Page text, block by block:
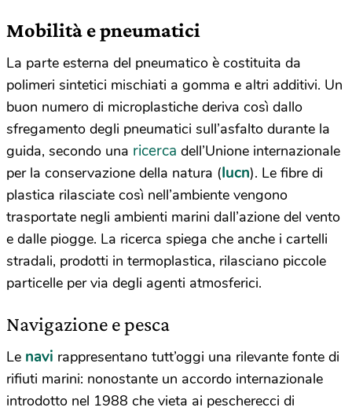
Mobilità e pneumatici
La parte esterna del pneumatico è costituita da
polimeri sintetici mischiati a gomma e altri additivi. Un
buon numero di microplastiche deriva così dallo
sfregamento degli pneumatici sull’asfalto durante la
guida, secondo una ricerca dell’Unione internazionale
per la conservazione della natura (Iucn). Le fibre di
plastica rilasciate così nell’ambiente vengono
trasportate negli ambienti marini dall’azione del vento
e dalle piogge. La ricerca spiega che anche i cartelli
stradali, prodotti in termoplastica, rilasciano piccole
particelle per via degli agenti atmosferici.
Navigazione e pesca
Le navi rappresentano tutt’oggi una rilevante fonte di
rifiuti marini: nonostante un accordo internazionale
introdotto nel 1988 che vieta ai pescherecci di